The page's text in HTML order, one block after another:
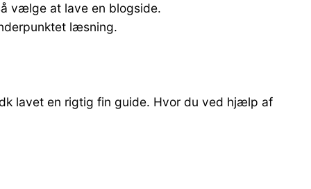
vælge at lave en blogside.
læsning.
lavet en rigtig fin guide. Hvor du ved hjælp af